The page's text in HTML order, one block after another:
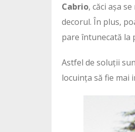
Cabrio, căci așa
decorul. În plus,
pare întunecată la
Astfel de soluții
locuința să fie mai